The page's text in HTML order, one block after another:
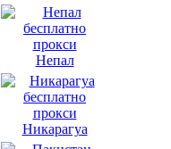
Непал
Никарагуа